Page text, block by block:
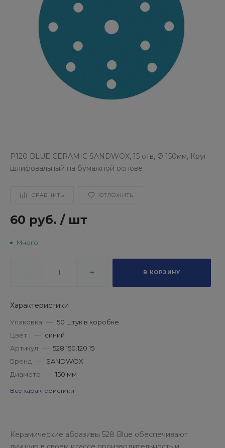
P120 BLUE CERAMIC SANDWOX, 15 отв, Ø 150мм, Круг
шлифовальный на бумажной основе
СРАВНИТЬ ОТЛОЖИТЬ
60 руб. / шт
Много
- + В КОРЗИНУ
Характеристики
Упаковка — 50 штук в коробке
Цвет : — синий
Артикул — 528.150.120.15
Бренд — SANDWOX
Диаметр — 150 мм
Все характеристики
Керамические абразивы 528 Blue обеспечивают